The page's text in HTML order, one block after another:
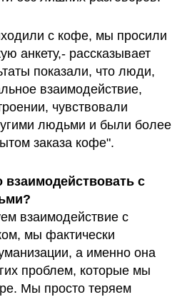
с кофе, мы просили
анкету,- рассказывает
показали, что люди,
взаимодействие,
чувствовали
людьми и были более
заказа кофе".
с
взаимодействие с
мы фактически
а именно она
проблем, которые мы
Мы просто теряем